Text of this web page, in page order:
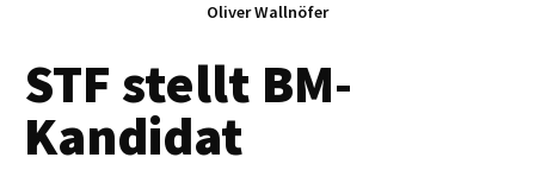
Oliver Wallnöfer
STF stellt BM-
Kandidat